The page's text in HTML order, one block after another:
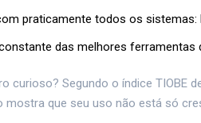
praticamente todos os sistemas:
das melhores ferramentas
curioso? Segundo o índice TIOBE
mostra que seu uso não está só